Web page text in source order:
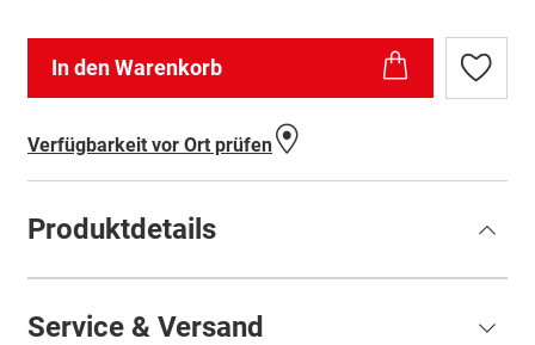
In den Warenkorb
Zur
Verfügbarkeit vor Ort prüfen
Produktdetails
Service & Versand